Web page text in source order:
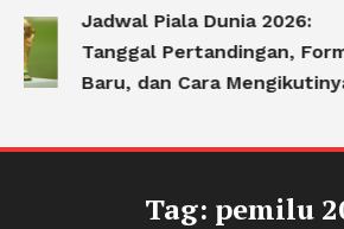
Jadwal Piala Dunia 2026:
Tanggal Pertandingan,
Baru, dan Cara
Tag: pemilu